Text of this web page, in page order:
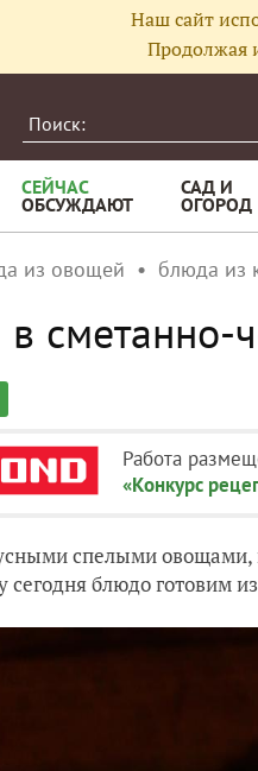
Наш сайт
Продолжая
СЕЙЧАС
ОБСУЖДАЮТ
САД И
ОГОРОД
из овощей блюда из
сметанно-
Работа
«Конкурс
спелыми
сегодня блюдо готовим